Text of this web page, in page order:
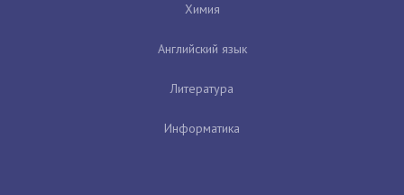
Химия
Английский язык
Литература
Информатика